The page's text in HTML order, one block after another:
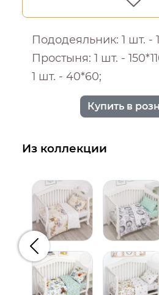
Пододеяльник: 1 шт. -
Простыня: 1 шт. -
1 шт. - 40*60;
Купить в
Из коллекции
Предыдущий